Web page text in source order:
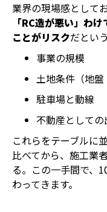
業界の現場感として
「RC造が悪い」わ
ことがリスクだとい
事業の規模
土地条件（地盤
駐車場と動線
不動産としての
これらをテーブルに
比べてから、施工業
る。この一手間で、
わってきます。